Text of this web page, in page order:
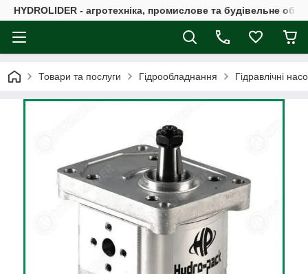
HYDROLIDER - агротехніка, промислове та будівельне
Товари та послуги Гідрообладнання Гідравлічні